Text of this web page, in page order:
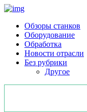
Обзоры станков
Оборудование
Обработка
Новости отрасли
Без рубрики
Другое